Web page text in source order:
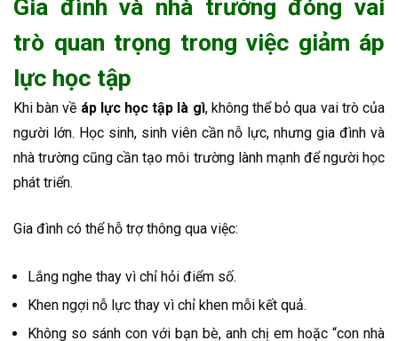
Gia đình và nhà trường đóng vai
trò quan trọng trong việc giảm áp
lực học tập
Khi bàn về áp lực học tập là gì, không thể bỏ qua vai trò của
người lớn. Học sinh, sinh viên cần nỗ lực, nhưng gia đình và
nhà trường cũng cần tạo môi trường lành mạnh để người học
phát triển.
Gia đình có thể hỗ trợ thông qua việc:
Lắng nghe thay vì chỉ hỏi điểm số.
Khen ngợi nỗ lực thay vì chỉ khen mỗi kết quả.
Không so sánh con với bạn bè, anh chị em hoặc “con nhà